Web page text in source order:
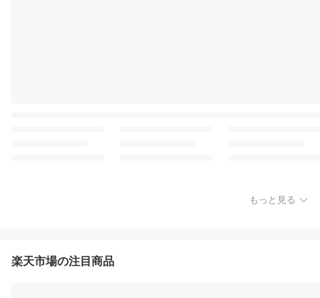
もっと見る
楽天市場の注目商品